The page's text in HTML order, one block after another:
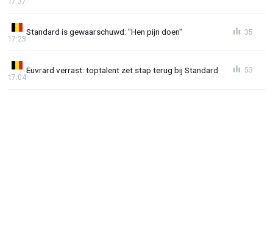
Standard is gewaarschuwd: "Hen pijn doen"
17:23
35
Euvrard verrast: toptalent zet stap terug bij Standard
17:04
53